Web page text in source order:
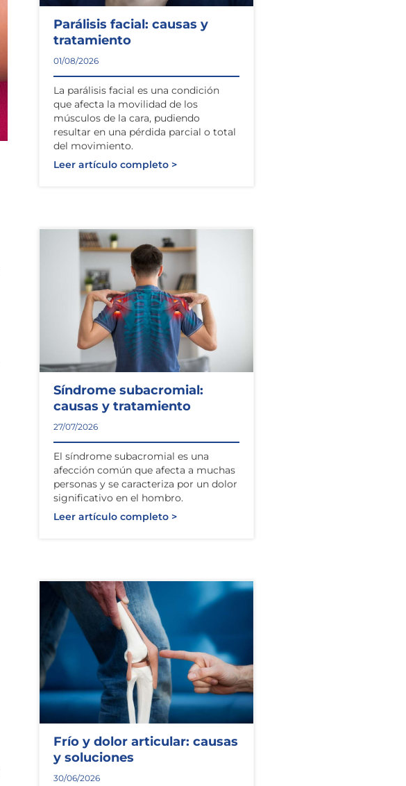
Parálisis facial: causas y
tratamiento
01/08/2026
La parálisis facial es una condición
que afecta la movilidad de los
músculos de la cara, pudiendo
resultar en una pérdida parcial o total
del movimiento.
Leer artículo completo >
Síndrome subacromial:
causas y tratamiento
27/07/2026
El síndrome subacromial es una
afección común que afecta a muchas
personas y se caracteriza por un dolor
significativo en el hombro.
Leer artículo completo >
Frío y dolor articular: causas
y soluciones
30/06/2026